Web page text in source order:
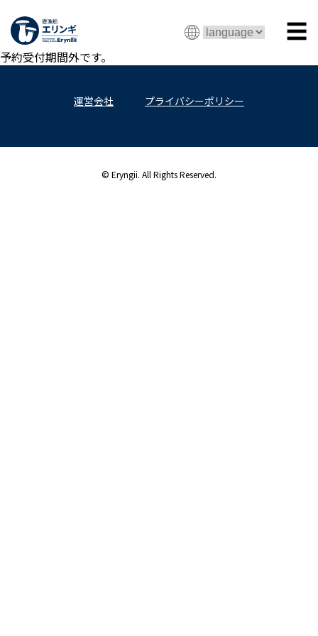
☰
予約受付期間外です。
運営会社 プライバシーポリシー
© Eryngii. All Rights Reserved.